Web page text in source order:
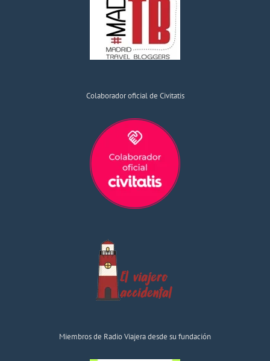
Colaborador oficial de Civitatis
Miembros de Radio Viajera desde su fundación